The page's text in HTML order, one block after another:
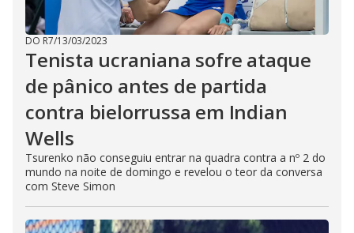
DO R7/13/03/2023
Tenista ucraniana sofre ataque
de pânico antes de partida
contra bielorrussa em Indian
Wells
Tsurenko não conseguiu entrar na quadra contra a nº 2 do
mundo na noite de domingo e revelou o teor da conversa
com Steve Simon